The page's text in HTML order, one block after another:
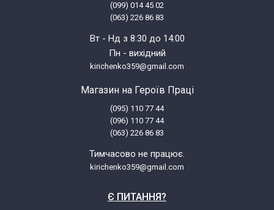
LG MS2048S.CSLQCIS
LG MS2048S.CWHQBWT
LG MS2048ZL.BSBQCIS
(099) 014 45 02
(063) 226 86 83
Вт - Нд з 8:30 до 14:00
Пн - вихідний
kirichenko359@gmail.com
Магазин на Героїв Праці
(095) 110 77 44
(096) 110 77 44
(063) 226 86 83
Тимчасово не працює.
kirichenko359@gmail.com
Є ПИТАННЯ?